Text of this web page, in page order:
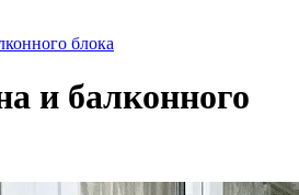
блока
и балконного